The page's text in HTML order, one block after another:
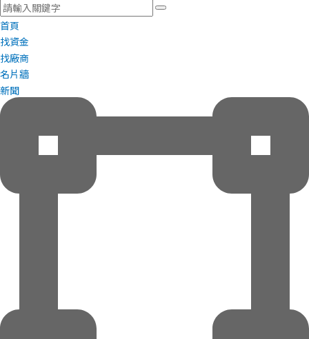
首頁
找資金
找廠商
名片牆
新聞